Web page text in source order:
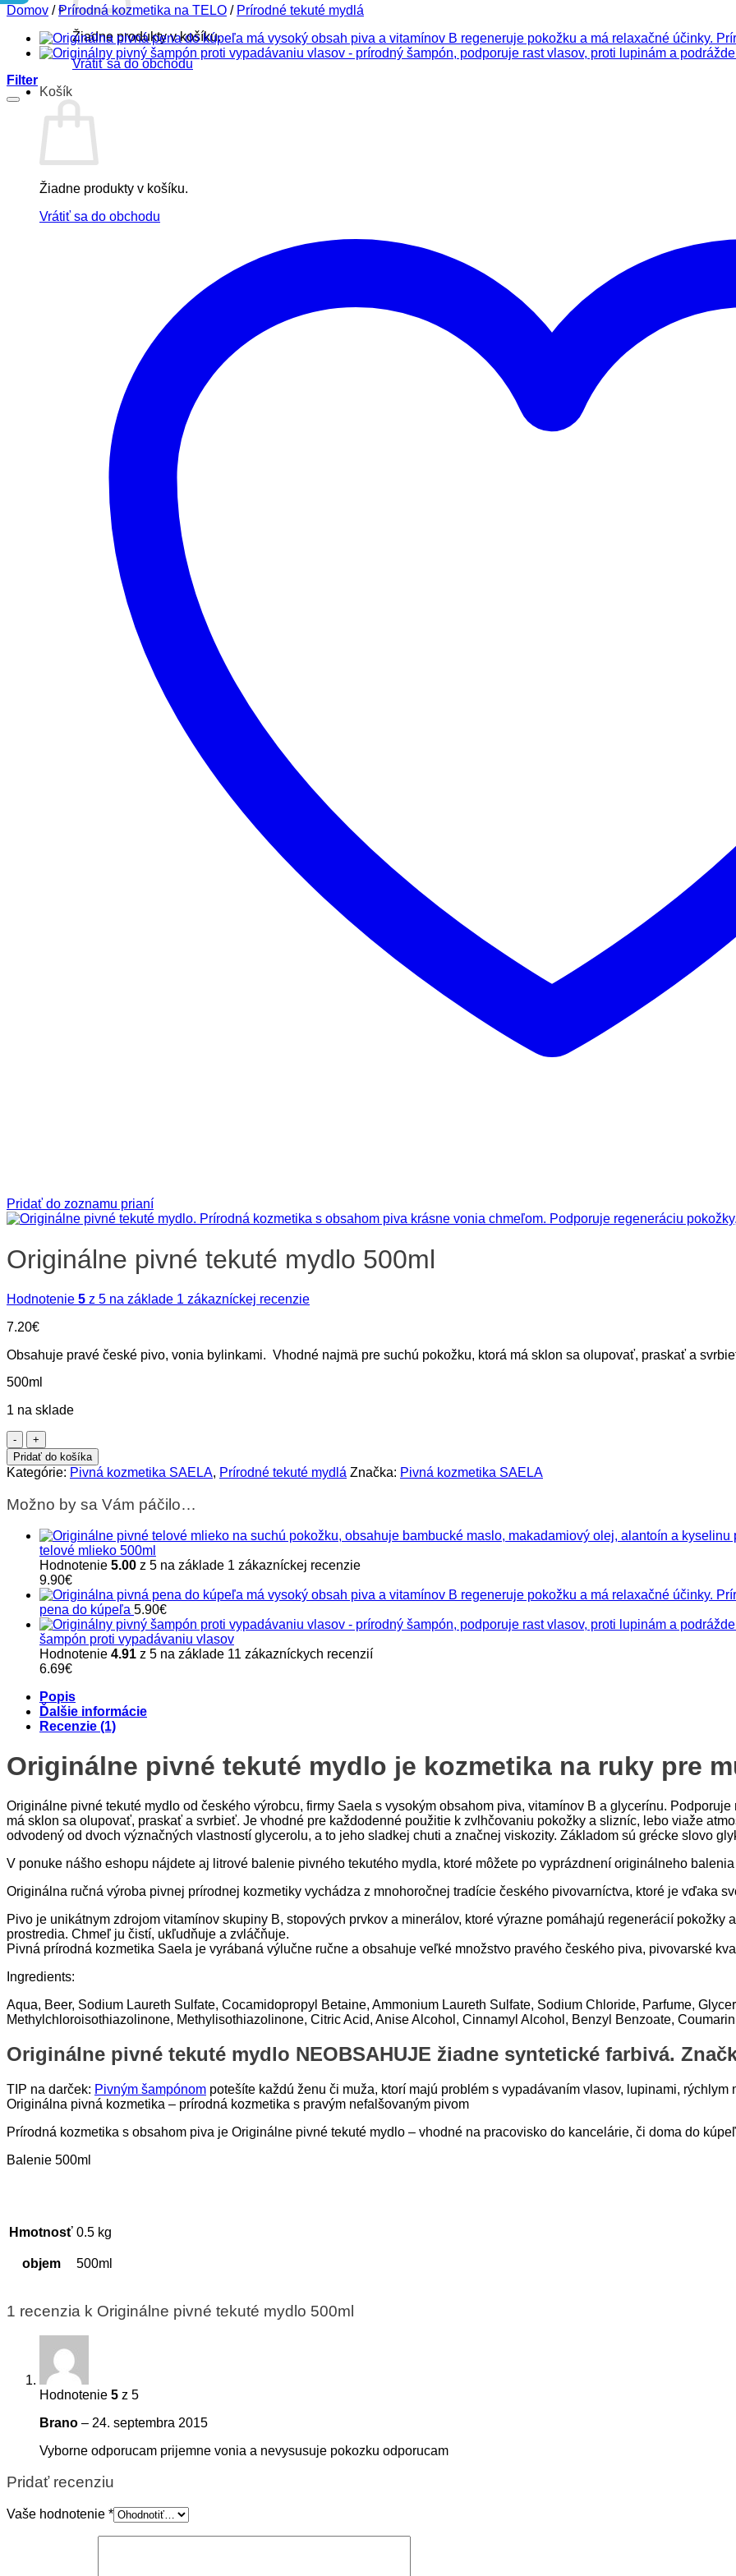
Žiadne produkty v košíku.
Vrátiť sa do obchodu
Košík
Žiadne produkty v košíku.
Vrátiť sa do obchodu
Domov / Prírodná kozmetika na TELO / Prírodné tekuté mydlá
Filter
Pridať do zoznamu prianí
Originálne pivné tekuté mydlo 500ml
Hodnotenie 5 z 5 na základe 1 zákazníckej recenzie
7.20€
Obsahuje pravé české pivo, vonia bylinkami. Vhodné najmä pre suchú pokožku, ktorá má sklon sa olupovať, praskať a
500ml
1 na sklade
množstvo
Originálne
pivné
tekuté
mydlo
500ml
Pridať do košíka
Kategórie: Pivná kozmetika SAELA, Prírodné tekuté mydlá Značka: Pivná kozmetika SAELA
Možno by sa Vám páčilo…
telové mlieko 500ml
Hodnotenie 5.00 z 5 na základe 1 zákazníckej recenzie
9.90€
pena do kúpeľa 5.90€
šampón proti vypadávaniu vlasov
Hodnotenie 4.91 z 5 na základe 11 zákazníckych recenzií
6.69€
Popis
Ďalšie informácie
Recenzie (1)
Originálne pivné tekuté mydlo je kozmetika na ruky pre
Originálne pivné tekuté mydlo od českého výrobcu, firmy Saela s vysokým obsahom piva, vitamínov B a glycerínu.
má sklon sa olupovať, praskať a svrbieť. Je vhodné pre každodenné použitie k zvlhčovaniu pokožky a slizníc, lebo viaže
odvodený od dvoch význačných vlastností glycerolu, a to jeho sladkej chuti a značnej viskozity. Základom sú grécke slovo
V ponuke nášho eshopu nájdete aj litrové balenie pivného tekutého mydla, ktoré môžete po vyprázdnení originálneho
Originálna ručná výroba pivnej prírodnej kozmetiky vychádza z mnohoročnej tradície českého pivovarníctva, ktoré je vďaka
Pivo je unikátnym zdrojom vitamínov skupiny B, stopových prvkov a minerálov, ktoré výrazne pomáhajú regenerácií
prostredia. Chmeľ ju čistí, ukľudňuje a zvláčňuje.
Pivná prírodná kozmetika Saela je vyrábaná výlučne ručne a obsahuje veľké množstvo pravého českého piva, pivovarské
Ingredients:
Aqua, Beer, Sodium Laureth Sulfate, Cocamidopropyl Betaine, Ammonium Laureth Sulfate, Sodium Chloride, Parfume,
Methylchloroisothiazolinone, Methylisothiazolinone, Citric Acid, Anise Alcohol, Cinnamyl Alcohol, Benzyl Benzoate,
Originálne pivné tekuté mydlo NEOBSAHUJE žiadne syntetické farbivá.
TIP na darček: Pivným šampónom potešíte každú ženu či muža, ktorí majú problém s vypadávaním vlasov, lupinami, rýchlym
Originálna pivná kozmetika – prírodná kozmetika s pravým nefalšovaným pivom
Prírodná kozmetika s obsahom piva je Originálne pivné tekuté mydlo – vhodné na pracovisko do kancelárie, či doma do
Balenie 500ml
Hmotnosť 0.5 kg
objem 500ml
1 recenzia k Originálne pivné tekuté mydlo 500ml
Hodnotenie 5 z 5
Brano – 24. septembra 2015
Vyborne odporucam prijemne vonia a nevysusuje pokozku odporucam
Pridať recenziu
Vaše hodnotenie *